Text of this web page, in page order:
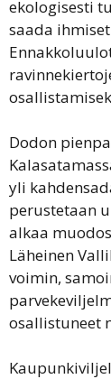
ekologisesti
saada
Dodon
yli
perustetaan
alkaa
Läheinen
voimin,
osallistuneet